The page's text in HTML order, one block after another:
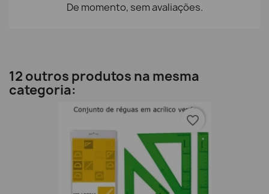
De momento, sem avaliações.
12 outros produtos na mesma
categoria:
favorite_border